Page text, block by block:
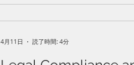
"Place of Substantial Act"—for
persuading clients fully
the money or assets are located.
4月11日 読了時間: 4分